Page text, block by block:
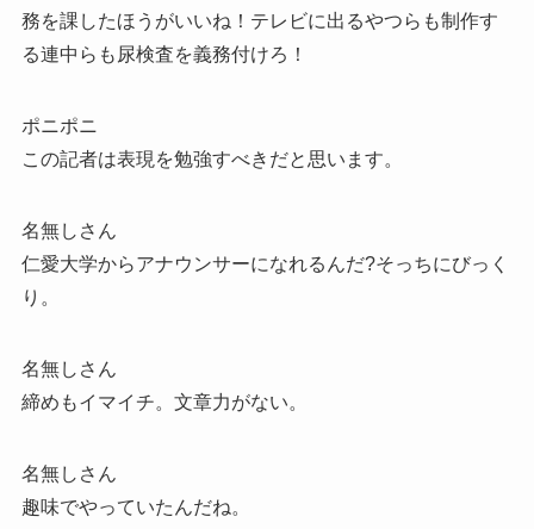
務を課したほうがいいね！テレビに出るやつらも制作す
る連中らも尿検査を義務付けろ！
ポニポニ
この記者は表現を勉強すべきだと思います。
名無しさん
仁愛大学からアナウンサーになれるんだ?そっちにびっく
り。
名無しさん
締めもイマイチ。文章力がない。
名無しさん
趣味でやっていたんだね。